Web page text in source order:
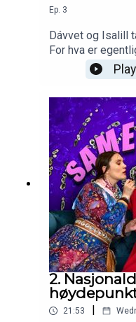
Ep. 3
Dávvet og Isalill
For hva er
mange snakker
så mange blir
Sameting får du
fasitsvar på alt
Play
2.
21:53 |